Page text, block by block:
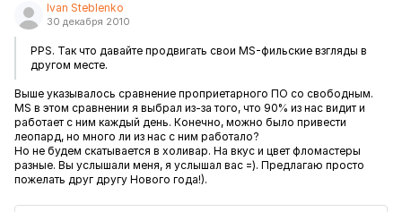
Ivan Steblenko
30 декабря 2010
PPS. Так что давайте продвигать свои MS-фильские взгляды в
другом месте.
Выше указывалось сравнение проприетарного ПО со свободным.
MS в этом сравнении я выбрал из-за того, что 90% из нас видит и
работает с ним каждый день. Конечно, можно было привести
леопард, но много ли из нас с ним работало?
Но не будем скатывается в холивар. На вкус и цвет фломастеры
разные. Вы услышали меня, я услышал вас =). Предлагаю просто
пожелать друг другу Нового года!).